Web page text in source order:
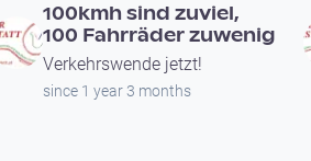
100kmh sind zuviel,
100 Fahrräder zuwenig
Verkehrswende jetzt!
since 1 year 3 months